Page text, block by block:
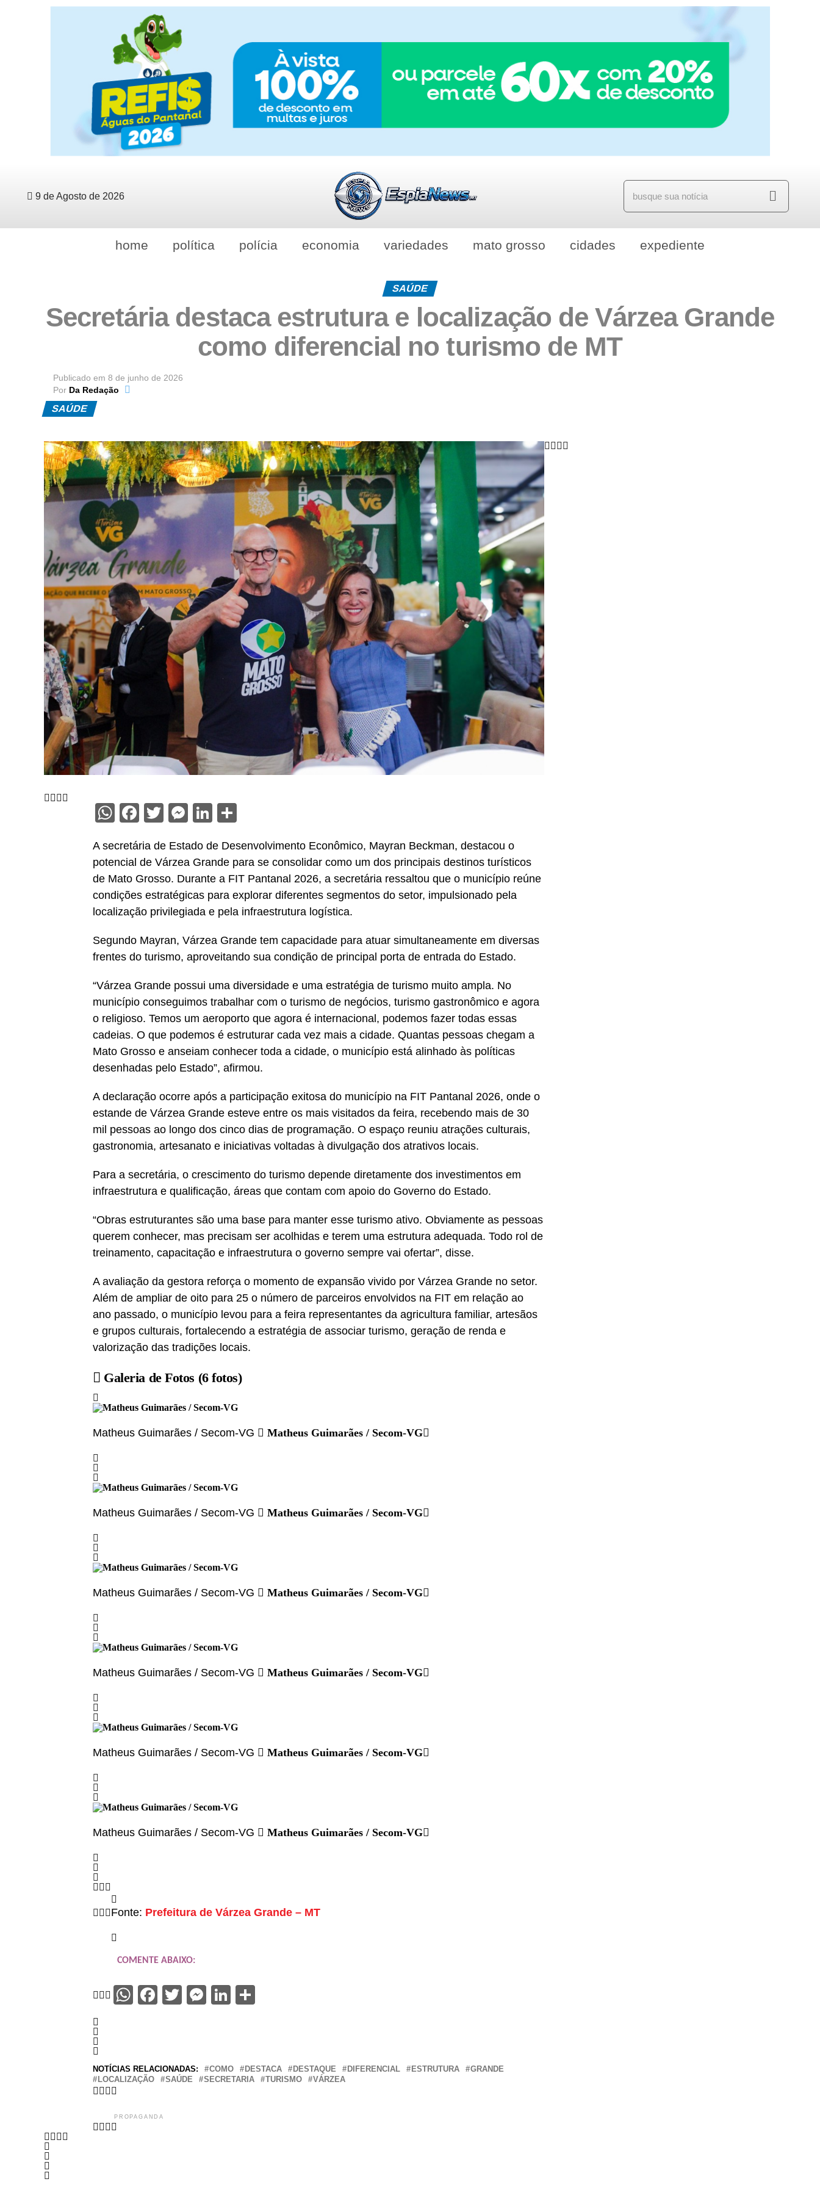
9 de Agosto de 2026
home política polícia economia variedades mato grosso cidades expediente
SAÚDE
Secretária destaca estrutura e localização de Várzea Grande
como diferencial no turismo de MT
Publicado em 8 de junho de 2026
Por Da Redação
SAÚDE
WhatsApp
Facebook
Twitter
Messenger
LinkedIn
A secretária de Estado de Desenvolvimento Econômico, Mayran Beckman, destacou o
potencial de Várzea Grande para se consolidar como um dos principais destinos turísticos
de Mato Grosso. Durante a FIT Pantanal 2026, a secretária ressaltou que o município reúne
condições estratégicas para explorar diferentes segmentos do setor, impulsionado pela
localização privilegiada e pela infraestrutura logística.
Segundo Mayran, Várzea Grande tem capacidade para atuar simultaneamente em diversas
frentes do turismo, aproveitando sua condição de principal porta de entrada do Estado.
“Várzea Grande possui uma diversidade e uma estratégia de turismo muito ampla. No
município conseguimos trabalhar com o turismo de negócios, turismo gastronômico e agora
o religioso. Temos um aeroporto que agora é internacional, podemos fazer todas essas
cadeias. O que podemos é estruturar cada vez mais a cidade. Quantas pessoas chegam a
Mato Grosso e anseiam conhecer toda a cidade, o município está alinhado às políticas
desenhadas pelo Estado”, afirmou.
A declaração ocorre após a participação exitosa do município na FIT Pantanal 2026, onde o
estande de Várzea Grande esteve entre os mais visitados da feira, recebendo mais de 30
mil pessoas ao longo dos cinco dias de programação. O espaço reuniu atrações culturais,
gastronomia, artesanato e iniciativas voltadas à divulgação dos atrativos locais.
Para a secretária, o crescimento do turismo depende diretamente dos investimentos em
infraestrutura e qualificação, áreas que contam com apoio do Governo do Estado.
“Obras estruturantes são uma base para manter esse turismo ativo. Obviamente as pessoas
querem conhecer, mas precisam ser acolhidas e terem uma estrutura adequada. Todo rol de
treinamento, capacitação e infraestrutura o governo sempre vai ofertar”, disse.
A avaliação da gestora reforça o momento de expansão vivido por Várzea Grande no setor.
Além de ampliar de oito para 25 o número de parceiros envolvidos na FIT em relação ao
ano passado, o município levou para a feira representantes da agricultura familiar, artesãos
e grupos culturais, fortalecendo a estratégia de associar turismo, geração de renda e
valorização das tradições locais.
Galeria de Fotos (6 fotos)
Matheus Guimarães / Secom-VG Matheus Guimarães / Secom-VG
Matheus Guimarães / Secom-VG Matheus Guimarães / Secom-VG
Matheus Guimarães / Secom-VG Matheus Guimarães / Secom-VG
Matheus Guimarães / Secom-VG Matheus Guimarães / Secom-VG
Matheus Guimarães / Secom-VG Matheus Guimarães / Secom-VG
Matheus Guimarães / Secom-VG Matheus Guimarães / Secom-VG
Fonte: Prefeitura de Várzea Grande – MT
COMENTE ABAIXO:
WhatsApp
Facebook
Twitter
Messenger
LinkedIn
NOTÍCIAS RELACIONADAS: COMO DESTACA DESTAQUE DIFERENCIAL ESTRUTURA
GRANDE
LOCALIZAÇÃO
SAÚDE SECRETARIA TURISMO VÁRZEA
PROPAGANDA